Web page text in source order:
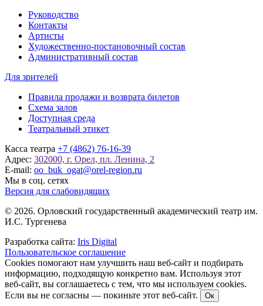
Руководство
Контакты
Артисты
Художественно-постановочный состав
Административный состав
Для зрителей
Правила продажи и возврата билетов
Схема залов
Доступная среда
Театральный этикет
Касса театра +7 (4862) 76-16-39
Адрес: 302000, г. Орел, пл. Ленина, 2
E-mail: oo_buk_ogat@orel-region.ru
Мы в соц. сетях
Версия для слабовидящих
© 2026. Орловский государственный академический театр им.
И.С. Тургенева
Разработка сайта: Iris Digital
Пользовательское соглашение
Cookies помогают нам улучшить наш веб-сайт и подбирать
информацию, подходящую конкретно вам. Используя этот
веб-сайт, вы соглашаетесь с тем, что мы используем cookies.
Если вы не согласны — покиньте этот веб-сайт.
Ок